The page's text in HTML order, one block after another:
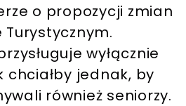
o propozycji zmian
Turystycznym.
wyłącznie
chciałby jednak, by
również seniorzy.